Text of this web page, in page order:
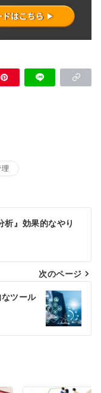
』効果的なやり
次のページ
ツール